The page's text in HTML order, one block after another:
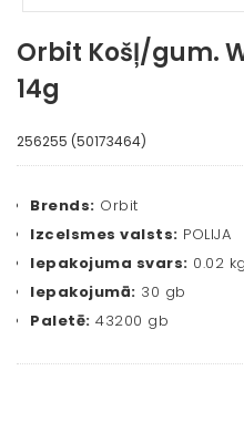
Orbit Košļ/gum.
14g
256255 (50173464)
Brends: Orbit
Izcelsmes valsts: POLIJA
Iepakojuma svars: 0.02 kg
Iepakojumā: 30 gb
Paletē: 43200 gb